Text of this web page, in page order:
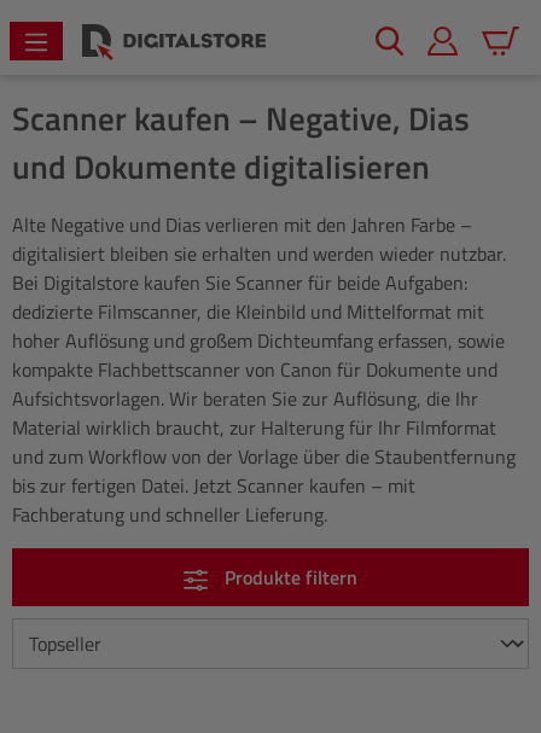
springen
Scanner kaufen – Negative, Dias
und Dokumente digitalisieren
Alte Negative und Dias verlieren mit den Jahren Farbe –
digitalisiert bleiben sie erhalten und werden wieder nutzbar.
Bei Digitalstore kaufen Sie Scanner für beide Aufgaben:
dedizierte Filmscanner, die Kleinbild und Mittelformat mit
hoher Auflösung und großem Dichteumfang erfassen, sowie
kompakte Flachbettscanner von Canon für Dokumente und
Aufsichtsvorlagen. Wir beraten Sie zur Auflösung, die Ihr
Material wirklich braucht, zur Halterung für Ihr Filmformat
und zum Workflow von der Vorlage über die Staubentfernung
bis zur fertigen Datei. Jetzt Scanner kaufen – mit
Fachberatung und schneller Lieferung.
Produkte filtern